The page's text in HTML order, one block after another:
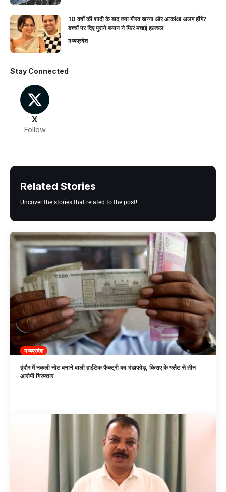
10 वर्षों की शादी के बाद क्या गौरव खन्ना और आकांक्षा अलग होंगे?
बच्चों पर दिए पुराने बयान ने फिर मचाई हलचल
मध्यप्रदेश
Stay Connected
X
Follow
Related Stories
Uncover the stories that related to the post!
मध्यप्रदेश
इंदौर में नकली नोट बनाने वाली हाईटेक फैक्ट्री का भंडाफोड़, किराए के फ्लैट से तीन
आरोपी गिरफ्तार